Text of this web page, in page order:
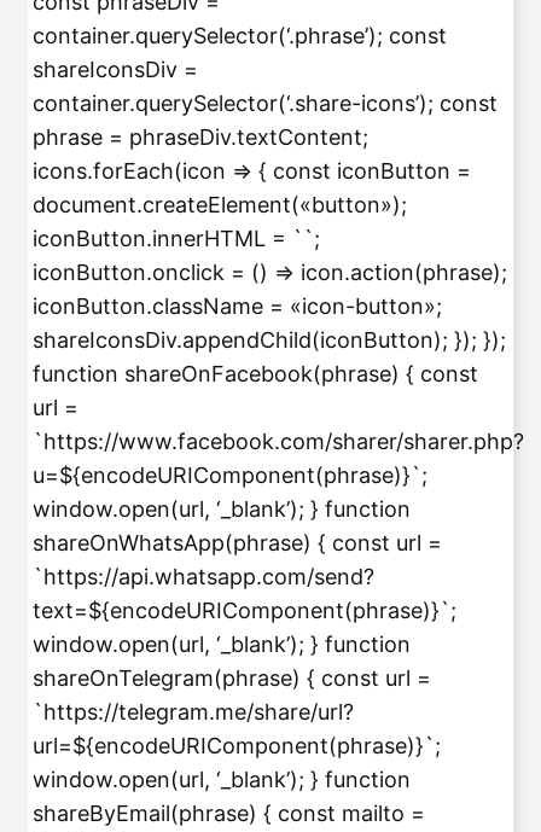
container.querySelector(‘.phrase’); const
shareIconsDiv =
container.querySelector(‘.share-icons’); const
phrase = phraseDiv.textContent;
icons.forEach(icon => { const iconButton =
document.createElement(«button»);
iconButton.innerHTML = ` `;
iconButton.onclick = () => icon.action(phrase);
iconButton.className = «icon-button»;
shareIconsDiv.appendChild(iconButton); }); });
function shareOnFacebook(phrase) { const
url =
`https://www.facebook.com/sharer/sharer.php?
u=${encodeURIComponent(phrase)}`;
window.open(url, ‘_blank’); } function
shareOnWhatsApp(phrase) { const url =
`https://api.whatsapp.com/send?
text=${encodeURIComponent(phrase)}`;
window.open(url, ‘_blank’); } function
shareOnTelegram(phrase) { const url =
`https://telegram.me/share/url?
url=${encodeURIComponent(phrase)}`;
window.open(url, ‘_blank’); } function
shareByEmail(phrase) { const mailto =